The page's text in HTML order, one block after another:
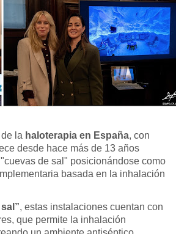
la haloterapia en España, con
desde hace más de 13 años
de sal" posicionándose como
basada en la inhalación
, estas instalaciones cuentan con
que permite la inhalación